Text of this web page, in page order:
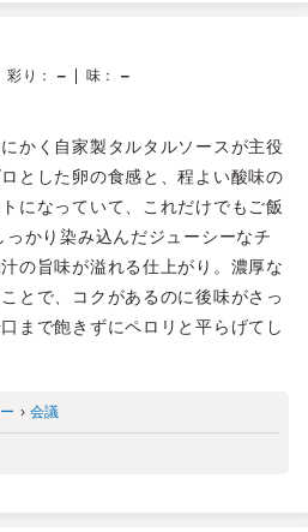
彩り ： － 味 ： －
かく自家製タルタルソースが主役
とした卵の食感と、程よい酸味の
になっていて、これだけでもご飯
かり染み込んだジューシーなチ
の旨味が溢れる仕上がり。濃厚な
とで、コクがあるのに後味がさっ
まで飽きずにペロリと平らげてし
› 会議